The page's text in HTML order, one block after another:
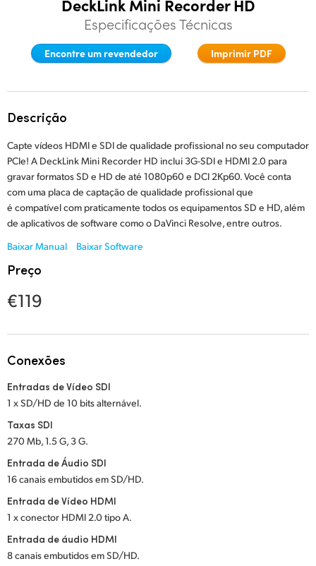
Especificações
Finland
France
Italy
Japan
Korea
Poland
Portugal
Singapore
South Africa
Sweden
DeckLink Mini Recorder HD
Especificações Técnicas
Encontre um revendedor Imprimir PDF
Descrição
Capte vídeos HDMI e SDI de qualidade profissional no seu computador
PCIe! A DeckLink Mini Recorder HD inclui 3G-SDI e HDMI 2.0 para
gravar formatos SD e HD de até 1080p60 e DCI 2Kp60. Você conta
com uma placa de captação de qualidade profissional que
é compatível com praticamente todos os equipamentos SD e HD, além
de aplicativos de software como o DaVinci Resolve, entre outros.
Baixar Manual
Baixar Software
Preço
€119
Conexões
Entradas de Vídeo SDI
1 x SD/HD de 10 bits alternável.
Taxas SDI
270 Mb, 1.5 G, 3 G.
Entrada de Áudio SDI
16 canais embutidos em SD/HD.
Entrada de Vídeo HDMI
1 x conector HDMI 2.0 tipo A.
Entrada de áudio HDMI
8 canais embutidos em SD/HD.